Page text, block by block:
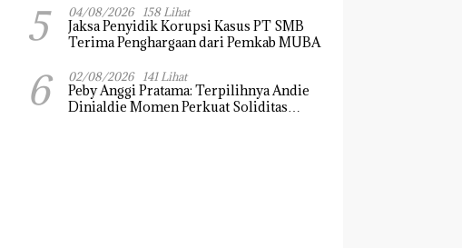
5 04/08/2026 158 Lihat
Jaksa Penyidik Korupsi Kasus PT SMB
Terima Penghargaan dari Pemkab MUBA
6 02/08/2026 141 Lihat
Peby Anggi Pratama: Terpilihnya Andie
Dinialdie Momen Perkuat Soliditas